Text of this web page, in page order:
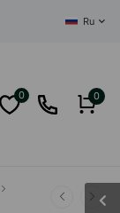
Ru
0 0